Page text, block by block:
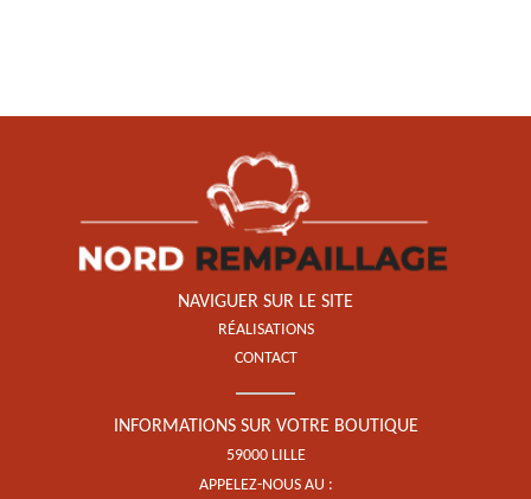
Restauration de fauteuil,
chaise et siège 59
NAVIGUER SUR LE SITE
RÉALISATIONS
CONTACT
INFORMATIONS SUR VOTRE BOUTIQUE
59000 LILLE
APPELEZ-NOUS AU :